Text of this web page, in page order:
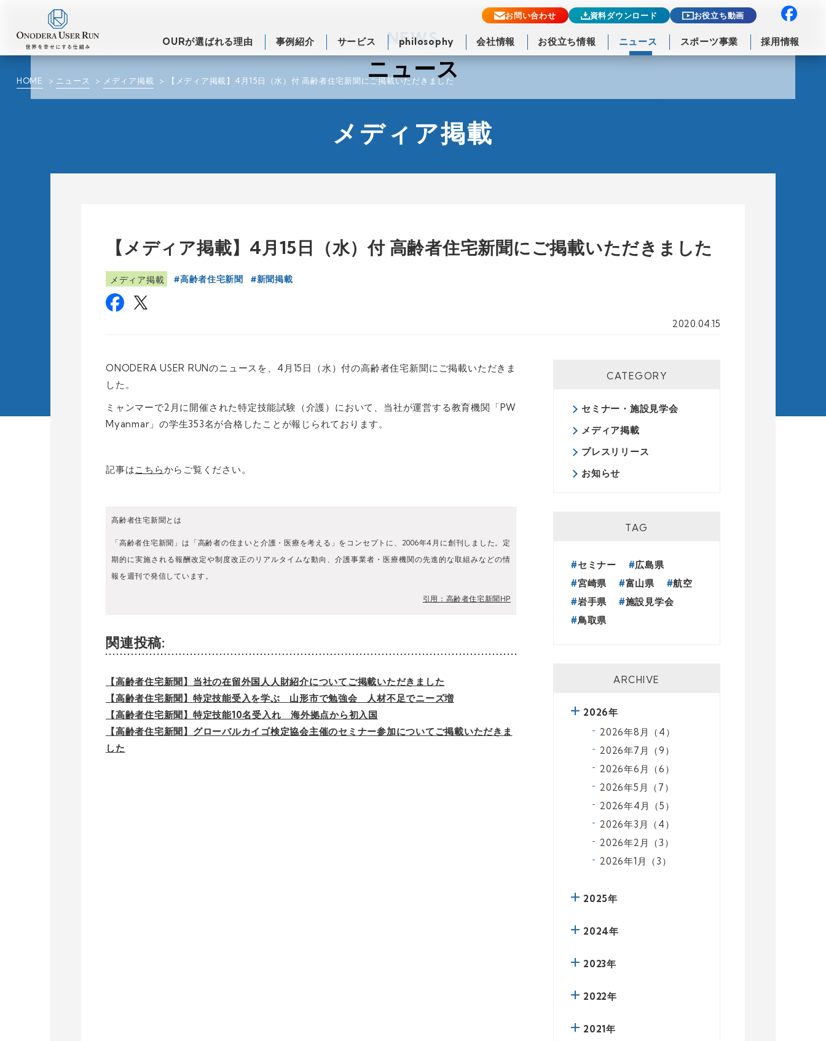
OURが選ばれる理由 事例紹介 サービス philosophy 会社情報 お役立ち情報 ニュース スポーツ事業 採用情報
お問い合わせ 資料ダウンロード お役立ち動画
NEWS
ニュース
HOME ニュース メディア掲載 【メディア掲載】4月15日（水）付 高齢者住宅新聞にご掲載いただきました
メディア掲載
【メディア掲載】4月15日（水）付 高齢者住宅新聞にご掲載いただきました
メディア掲載 高齢者住宅新聞 新聞掲載
2020.04.15
ONODERA USER RUNのニュースを、4月15日（水）付の高齢者住宅新聞にご掲載いただきま
した。
ミャンマーで2月に開催された特定技能試験（介護）において、当社が運営する教育機関「PW
Myanmar」の学生353名が合格したことが報じられております。
記事はこちらからご覧ください。
高齢者住宅新聞とは
「高齢者住宅新聞」は「高齢者の住まいと介護・医療を考える」をコンセプトに、2006年4月に創刊しました。定
期的に実施される報酬改定や制度改正のリアルタイムな動向、介護事業者・医療機関の先進的な取組みなどの情
報を週刊で発信しています。
引用：高齢者住宅新聞HP
関連投稿:
【高齢者住宅新聞】当社の在留外国人人財紹介についてご掲載いただきました
【高齢者住宅新聞】特定技能受入を学ぶ 山形市で勉強会 人材不足でニーズ増
【高齢者住宅新聞】特定技能10名受入れ 海外拠点から初入国
【高齢者住宅新聞】グローバルカイゴ検定協会主催のセミナー参加についてご掲載いただきま
した
CATEGORY
セミナー・施設見学会
メディア掲載
プレスリリース
お知らせ
TAG
セミナー
広島県
宮崎県
富山県
航空
岩手県
施設見学会
鳥取県
ARCHIVE
2026年
2026年8月（4）
2026年7月（9）
2026年6月（6）
2026年5月（7）
2026年4月（5）
2026年3月（4）
2026年2月（3）
2026年1月（3）
2025年
2024年
2023年
2022年
2021年